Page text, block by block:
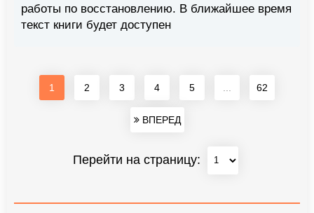
работы по восстановлению. В ближайшее время
текст книги будет доступен
1 2 3 4 5 62
ВПЕРЕД
Перейти на страницу: